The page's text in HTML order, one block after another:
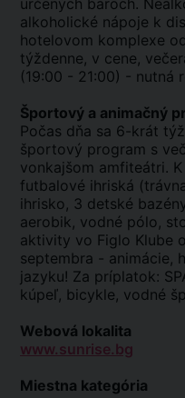
určených baroch.
alkoholické nápoje k
hotelovom komplexe
týždenne, v cene,
(19:00 - 21:00) - nutná
Športový a animačný
Počas dňa sa 6-krát
športový program s
vonkajšom amfiteátri.
futbalové ihriská
ihrisko, 3 detské
aerobik, vodné pólo,
aktivity vo Figlo Klube
septembra - animácie,
jazyku! Za príplatok:
kúpeľ, bicykle, vodné
Webová lokalita
www.sunrise.bg
Miestna kategória